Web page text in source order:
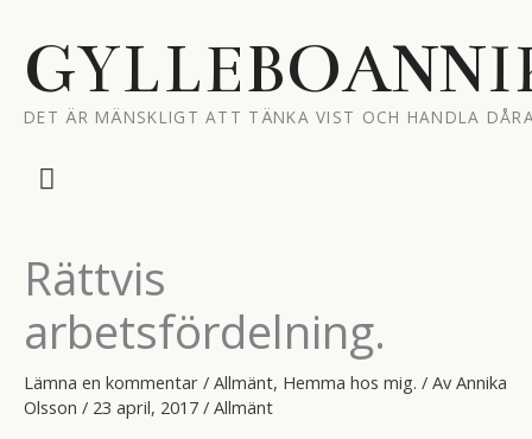
innehåll
DET ÄR MÄNSKLIGT ATT TÄNKA VIST OCH HANDLA
Huvudmeny
Rättvis
arbetsfördelning.
Lämna en kommentar / Allmänt, Hemma hos mig. / Av Annika
Olsson / 23 april, 2017 / Allmänt